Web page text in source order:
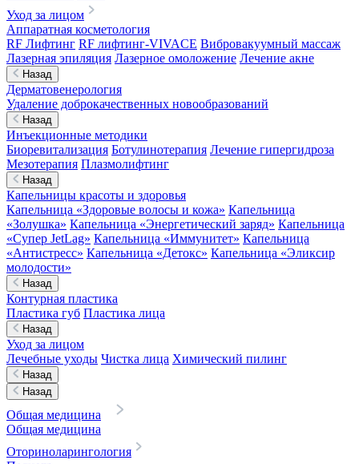
Уход за лицом
Аппаратная косметология
RF Лифтинг RF лифтинг-VIVACE Вибровакуумный массаж
Лазерная эпиляция Лазерное омоложение Лечение акне
Назад
Дерматовенерология
Удаление доброкачественных новообразований
Назад
Инъекционные методики
Биоревитализация Ботулинотерапия Лечение гипергидроза
Мезотерапия Плазмолифтинг
Назад
Капельницы красоты и здоровья
Капельница «Здоровые волосы и кожа» Капельница
«Золушка» Капельница «Энергетический заряд» Капельница
«Супер JetLag» Капельница «Иммунитет» Капельница
«Антистресс» Капельница «Детокс» Капельница «Эликсир
молодости»
Назад
Контурная пластика
Пластика губ Пластика лица
Назад
Уход за лицом
Лечебные уходы Чистка лица Химический пилинг
Назад
Назад
Общая медицина
Общая медицина
Оториноларингология